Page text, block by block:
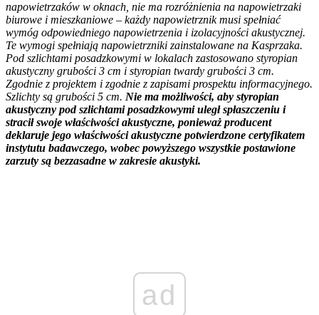
napowietrzaków w oknach, nie ma rozróżnienia na napowietrzaki
biurowe i mieszkaniowe – każdy napowietrznik musi spełniać
wymóg odpowiedniego napowietrzenia i izolacyjności akustycznej.
Te wymogi spełniają napowietrzniki zainstalowane na Kasprzaka.
Pod szlichtami posadzkowymi w lokalach zastosowano styropian
akustyczny grubości 3 cm i styropian twardy grubości 3 cm.
Zgodnie z projektem i zgodnie z zapisami prospektu informacyjnego.
Szlichty są grubości 5 cm. Nie ma możliwości, aby styropian
akustyczny pod szlichtami posadzkowymi uległ spłaszczeniu i
stracił swoje właściwości akustyczne, ponieważ producent
deklaruje jego właściwości akustyczne potwierdzone certyfikatem
instytutu badawczego, wobec powyższego wszystkie postawione
zarzuty są bezzasadne w zakresie akustyki.
ad